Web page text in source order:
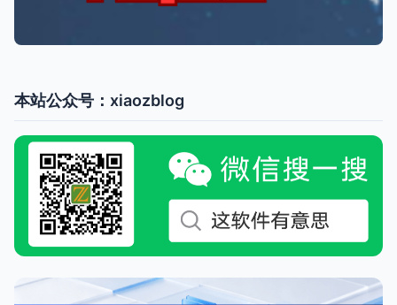
本站公众号：xiaozblog